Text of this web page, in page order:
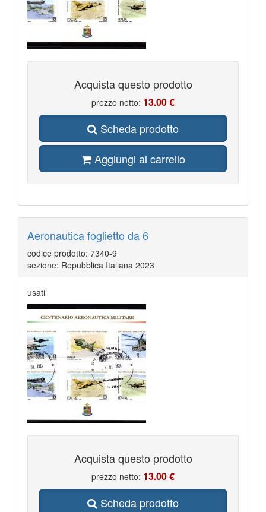
Acquista questo prodotto
prezzo netto: 13.00 €
Scheda prodotto
Aggiungi al carrello
Aeronautica foglietto da 6
codice prodotto: 7340-9
sezione: Repubblica Italiana 2023
usati
Acquista questo prodotto
prezzo netto: 13.00 €
Scheda prodotto